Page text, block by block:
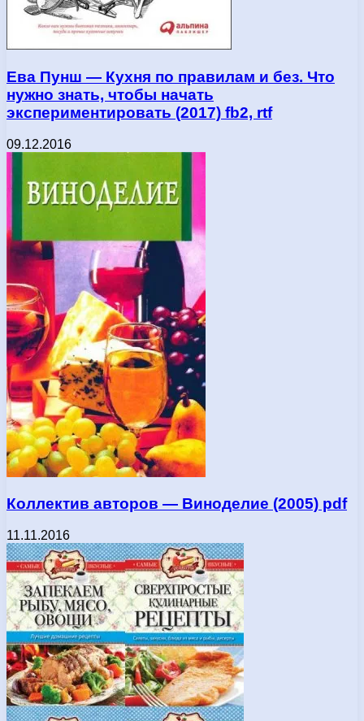
Ева Пунш — Кухня по правилам и без. Что
нужно знать, чтобы начать
экспериментировать (2017) fb2, rtf
09.12.2016
Коллектив авторов — Виноделие (2005) pdf
11.11.2016